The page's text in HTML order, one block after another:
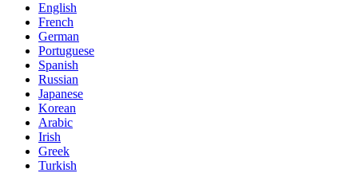
English
French
German
Portuguese
Spanish
Russian
Japanese
Korean
Arabic
Irish
Greek
Turkish